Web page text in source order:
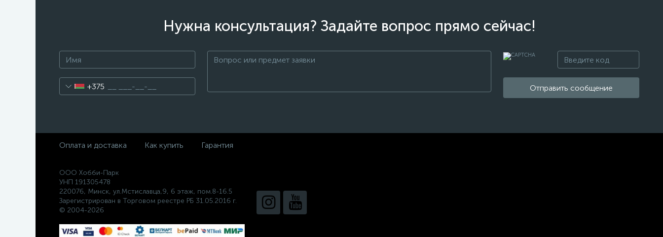
Нужна консультация? Задайте вопрос прямо сейчас!
+375 Отправить сообщение
Оплата и доставка Как купить Гарантия
ООО Хобби-Парк
УНП 191305478
220076, Минск, ул.Мстиславца,9, 6 этаж, пом.8-16.5
Зарегистрирован в Торговом реестре РБ 31.05.2016 г.
© 2004-2026